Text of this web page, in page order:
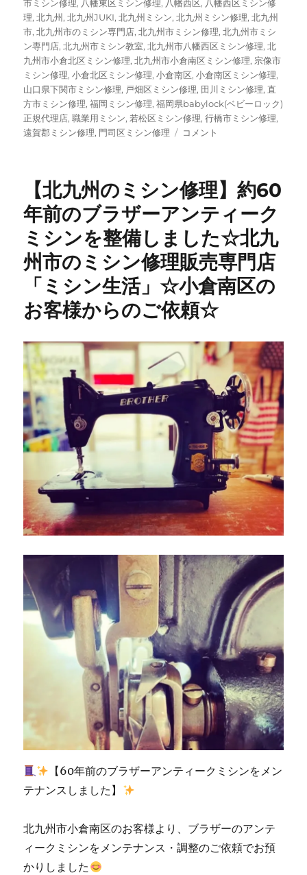
市ミシン修理, 八幡東区ミシン修理, 八幡西区, 八幡西区ミシン修
理,北九州 ,北九州JUKI,北九州ミシン,北九州ミシン修理,北九州
市,北九州市のミシン専門店,北九州市ミシン修理,北九州市ミシ
ン専門店,北九州市ミシン教室,北九州市八幡西区ミシン修理,北
九州市小倉北区ミシン修理,北九州市小倉南区ミシン修理, 宗像市
ミシン修理,小倉北区ミシン修理,小倉南区,小倉南区ミシン修理,
山口県下関市ミシン修理, 戸畑区ミシン修理, 田川ミシン修理, 直
方市ミシン修理,福岡ミシン修理,福岡県babylock(ベビーロック)
正規代理店,職業用ミシン, 若松区ミシン修理,行橋市ミシン修理,
遠賀郡ミシン修理, 門司区ミシン修理
【学
ン
修
理】
北
九
州
市
内
の
小
校
よ
り
ノ
ス
ク
シ
ン
修
理
を
ご
依
頼
い
た
だ
き
ま
し
た
⭐︎
九
ミ
シ
コメント
【北九州のミシン修理】約60
年前のブラザーアンティーク
ミシンを整備しました☆北九
州市のミシン修理販売専門店
「ミシン生活」☆小倉南区の
お客様からのご依頼☆
【60年前のブラザーアンティークミシンをメン
テナンスしました】
北九州市小倉南区のお客様より、ブラザーのアンテ
ィークミシンをメンテナンス・調整のご依頼でお預
かりしました